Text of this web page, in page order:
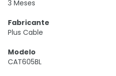
3 Meses
Fabricante
Plus Cable
Modelo
CAT605BL